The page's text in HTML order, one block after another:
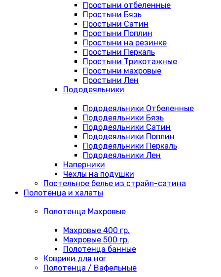
Простыни отбеленные
Простыни Бязь
Простыни Сатин
Простыни Поплин
Простыни на резинке
Простыни Перкаль
Простыни Трикотажные
Простыни махровые
Простыни Лен
Пододеяльники
Пододеяльники Отбеленные
Пододеяльники Бязь
Пододеяльники Сатин
Пододеяльники Поплин
Пододеяльники Перкаль
Пододеяльники Лен
Наперники
Чехлы на подушки
Постельное белье из страйп-сатина
Полотенца и халаты
Полотенца Махровые
Махровые 400 гр.
Махровые 500 гр.
Полотенца банные
Коврики для ног
Полотенца / Вафельные